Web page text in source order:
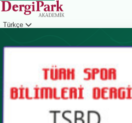
Türkçe